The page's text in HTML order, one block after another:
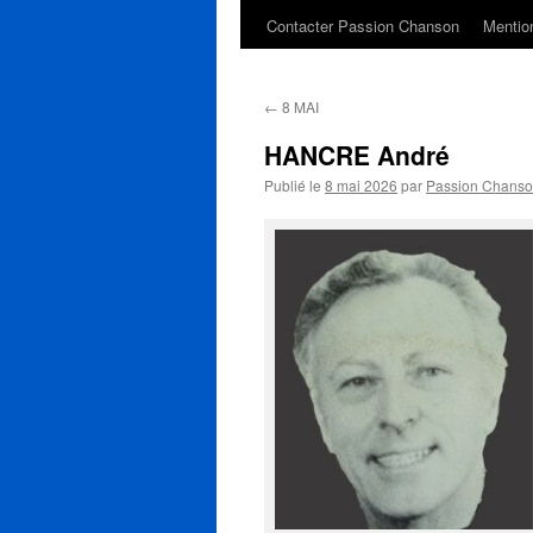
Contacter Passion Chanson
← 8 MAI
HANCRE André
Publié le 8 mai 2026 par Passion